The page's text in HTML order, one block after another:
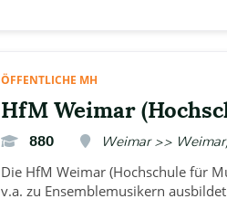
ÖFFENTLICHE MH
HfM Weimar
880 Weimar >>
Die HfM Weimar (Hochschule für
v.a. zu Ensemblemusikern